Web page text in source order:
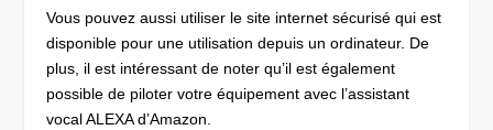
Vous pouvez aussi utiliser le site internet sécurisé qui est
disponible pour une utilisation depuis un ordinateur. De
plus, il est intéressant de noter qu’il est également
possible de piloter votre équipement avec l’assistant
vocal ALEXA d’Amazon.